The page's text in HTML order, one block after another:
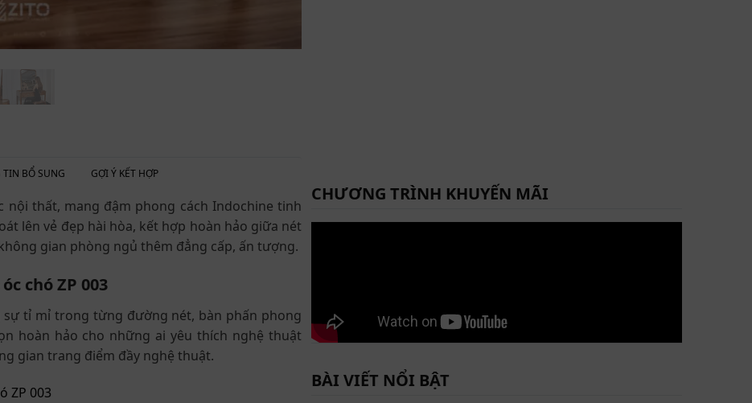
TIN BỔ SUNG GỢI Ý KẾT HỢP
nội thất, mang đậm phong cách Indochine tinh
lên vẻ đẹp hài hòa, kết hợp hoàn hảo giữa nét
gian phòng ngủ thêm đẳng cấp, ấn tượng.
chó ZP 003
tỉ mỉ trong từng đường nét, bàn phấn phong
hoàn hảo cho những ai yêu thích nghệ thuật
gian trang điểm đầy nghệ thuật.
ZP 003
CHƯƠNG TRÌNH KHUYẾN MÃI
BÀI VIẾT NỔI BẬT